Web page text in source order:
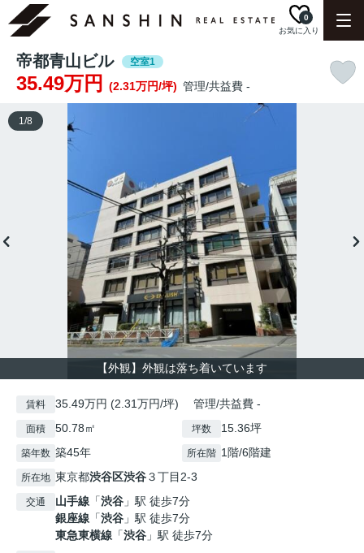
お気に入り
0
帝都青山ビル 空室1
35.49万円 (2.31万円/坪) 管理/共益費 -
【外観】外観は落ち着いています
1/8
賃料 35.49万円 (2.31万円/坪) 管理/共益費 -
面積 50.78㎡ 坪数 15.36坪
築年数 築45年 所在階 1階/6階建
所在地 東京都渋谷区渋谷３丁目2-3
交通 山手線 「渋谷 」駅 徒歩7分
銀座線 「渋谷 」駅 徒歩7分
東急東横線 「渋谷 」駅 徒歩7分